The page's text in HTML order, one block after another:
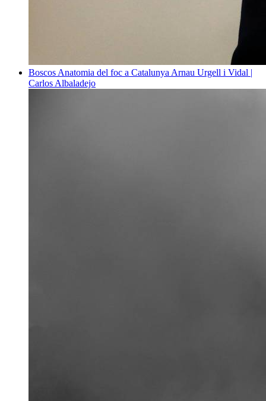
Boscos Anatomia del foc a Catalunya Arnau Urgell i Vidal |
Carlos Albaladejo